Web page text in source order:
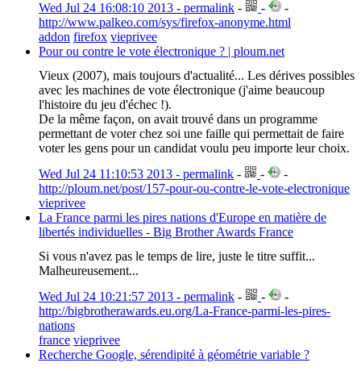
Wed Jul 24 16:08:10 2013 - permalink - -
-
http://www.palkeo.com/sys/firefox-anonyme.html
addon firefox vieprivee
Pour ou contre le vote électronique ? | ploum.net
Vieux (2007), mais toujours d'actualité... Les dérives possibles
avec les machines de vote électronique (j'aime beaucoup
l'histoire du jeu d'échec !).
De la même façon, on avait trouvé dans un programme
permettant de voter chez soi une faille qui permettait de faire
voter les gens pour un candidat voulu peu importe leur choix.
Wed Jul 24 11:10:53 2013 - permalink - -
-
http://ploum.net/post/157-pour-ou-contre-le-vote-electronique
vieprivee
La France parmi les pires nations d'Europe en matière de
libertés individuelles - Big Brother Awards France
Si vous n'avez pas le temps de lire, juste le titre suffit...
Malheureusement...
Wed Jul 24 10:21:57 2013 - permalink - -
-
http://bigbrotherawards.eu.org/La-France-parmi-les-pires-
nations
france vieprivee
Recherche Google, sérendipité à géométrie variable ?